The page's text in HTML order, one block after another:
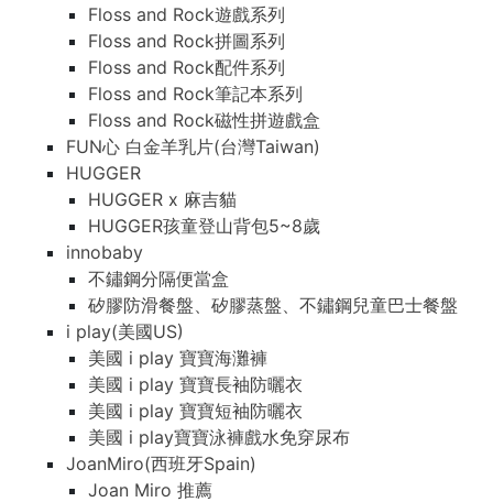
Floss and Rock遊戲系列
Floss and Rock拼圖系列
Floss and Rock配件系列
Floss and Rock筆記本系列
Floss and Rock磁性拼遊戲盒
FUN心 白金羊乳片(台灣Taiwan)
HUGGER
HUGGER x 麻吉貓
HUGGER孩童登山背包5~8歲
innobaby
不鏽鋼分隔便當盒
矽膠防滑餐盤、矽膠蒸盤、不鏽鋼兒童巴士餐盤
i play(美國US)
美國 i play 寶寶海灘褲
美國 i play 寶寶長袖防曬衣
美國 i play 寶寶短袖防曬衣
美國 i play寶寶泳褲戲水免穿尿布
JoanMiro(西班牙Spain)
Joan Miro 推薦